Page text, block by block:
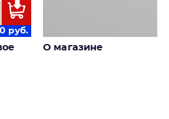
руб.
О магазине